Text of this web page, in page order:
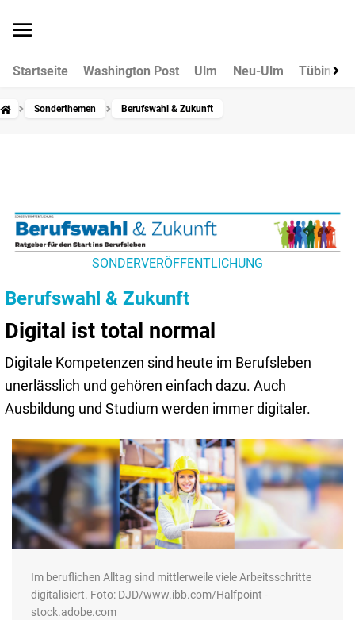
Startseite Washington Post Ulm Neu-Ulm Tübingen
Sonderthemen Berufswahl & Zukunft
SONDERVERÖFFENTLICHUNG
Berufswahl & Zukunft
Digital ist total normal
Digitale Kompetenzen sind heute im Berufsleben
unerlässlich und gehören einfach dazu. Auch
Ausbildung und Studium werden immer digitaler.
Im beruflichen Alltag sind mittlerweile viele Arbeitsschritte
digitalisiert. Foto: DJD/www.ibb.com/Halfpoint -
stock.adobe.com